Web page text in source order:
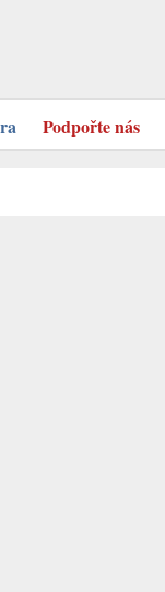
Podpořte nás